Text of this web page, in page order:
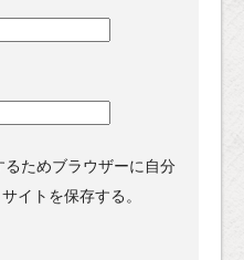
ためブラウザーに自分
イトを保存する。